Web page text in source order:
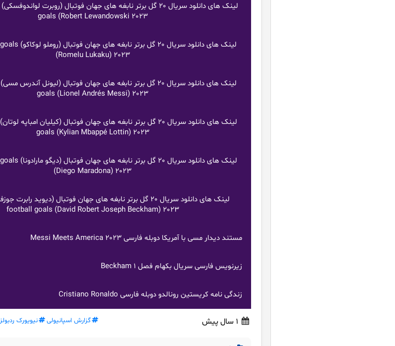
goals (Robert Lewandowski 2023
(Romelu Lukaku) 2023
goals (Lionel Andrés Messi) 2023
goals (Kylian Mbappé Lottin) 2023
(Diego Maradona) 2023
football goals (David Robert Joseph Beckham) 2023
مستند دیدار مسی با آمریکا دوبله فارسی Messi Meets America 2023
زیرنویس فارسی سریال بکهام فصل 1 Beckham
زندگی نامه کریستین رونالدو دوبله فارسی Cristiano Ronaldo
گزارش اسپانیولی نیویورک ردبولز